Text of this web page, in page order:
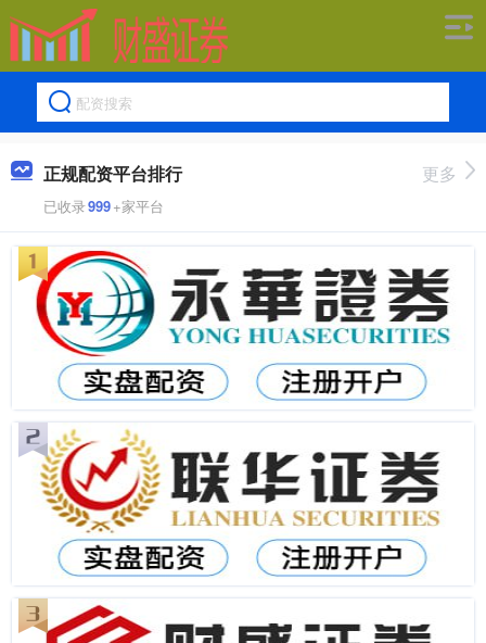
正规配资平台排行
已收录999+家平台
更多